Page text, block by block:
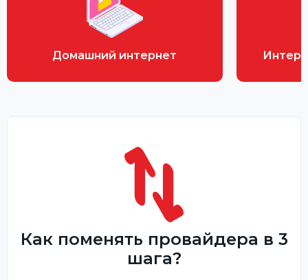
Домашний интернет
Как поменять провайдера в 3
шага?